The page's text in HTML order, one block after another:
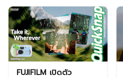
FUJIFILM เปิดตัว